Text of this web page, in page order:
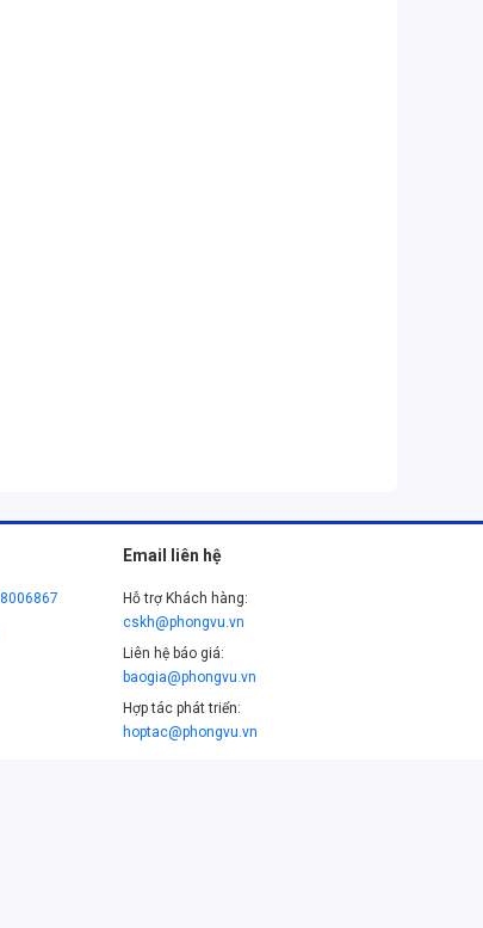
Email liên hệ
Hỗ trợ Khách hàng:
cskh@phongvu.vn
Liên hệ báo giá:
baogia@phongvu.vn
Hợp tác phát triển:
hoptac@phongvu.vn